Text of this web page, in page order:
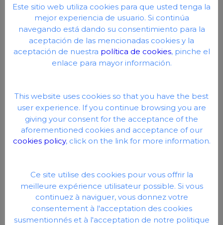
Este sitio web utiliza cookies para que usted tenga la
mejor experiencia de usuario. Si continúa
navegando está dando su consentimiento para la
aceptación de las mencionadas cookies y la
aceptación de nuestra política de cookies, pinche el
enlace para mayor información.
This website uses cookies so that you have the best
user experience. If you continue browsing you are
giving your consent for the acceptance of the
aforementioned cookies and acceptance of our
cookies policy, click on the link for more information.
Ce site utilise des cookies pour vous offrir la
meilleure expérience utilisateur possible. Si vous
continuez à naviguer, vous donnez votre
consentement à l'acceptation des cookies
susmentionnés et à l'acceptation de notre politique